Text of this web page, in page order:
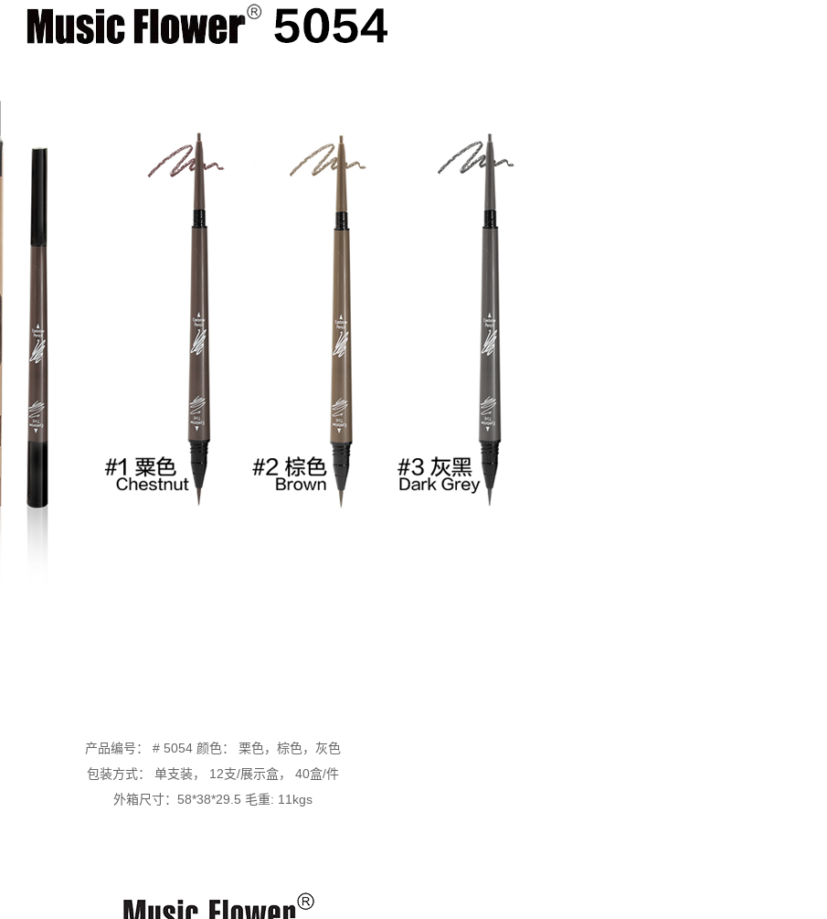
产品编号： # 5054 颜色： 栗色，棕色，灰色
包装方式： 单支装， 12支/展示盒， 40盒/件
外箱尺寸：58*38*29.5 毛重: 11kgs